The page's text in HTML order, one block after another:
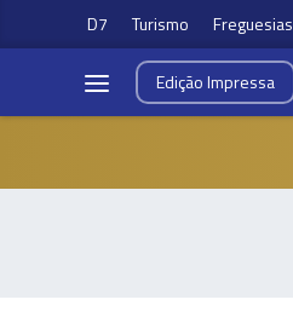
D7 Turismo Freguesias
EdiçãoImpressa